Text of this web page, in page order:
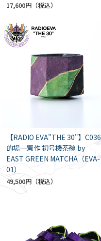
17,600円
【RADIO EVA"THE 30"】C036
的場一憲作 初号機茶碗 by
EAST GREEN MATCHA（EVA-
01）
49,500円